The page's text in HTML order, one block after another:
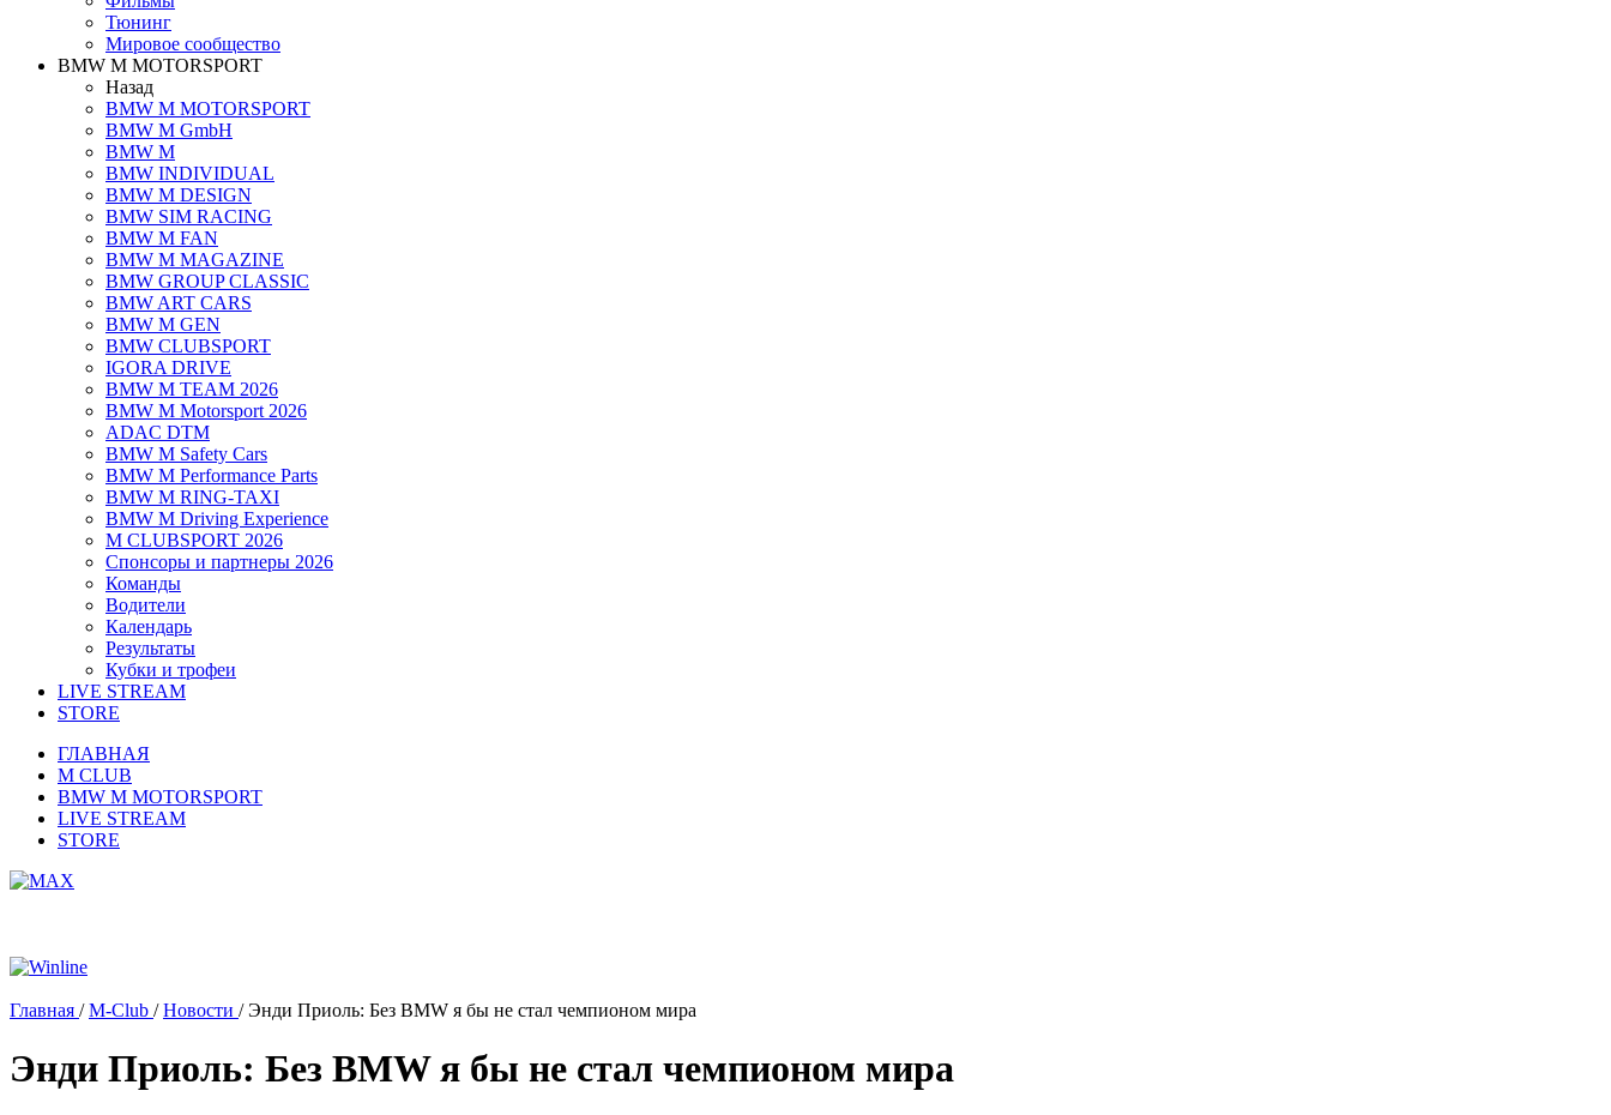
Тюнинг
Мировое сообщество
BMW M MOTORSPORT
Назад
BMW M MOTORSPORT
BMW M GmbH
BMW M
BMW INDIVIDUAL
BMW M DESIGN
BMW SIM RACING
BMW M FAN
BMW M MAGAZINE
BMW GROUP CLASSIC
BMW ART CARS
BMW M GEN
BMW CLUBSPORT
IGORA DRIVE
BMW M TEAM 2026
BMW M Motorsport 2026
ADAC DTM
BMW M Safety Cars
BMW M Performance Parts
BMW M RING-TAXI
BMW M Driving Experience
M CLUBSPORT 2026
Спонсоры и партнеры 2026
Команды
Водители
Календарь
Результаты
Кубки и трофеи
LIVE STREAM
STORE
ГЛАВНАЯ
M CLUB
BMW M MOTORSPORT
LIVE STREAM
STORE
Главная /M-Club /Новости /Энди Приоль: Без BMW я бы не стал чемпионом мира
Энди Приоль: Без BMW я бы не стал чемпионом мира